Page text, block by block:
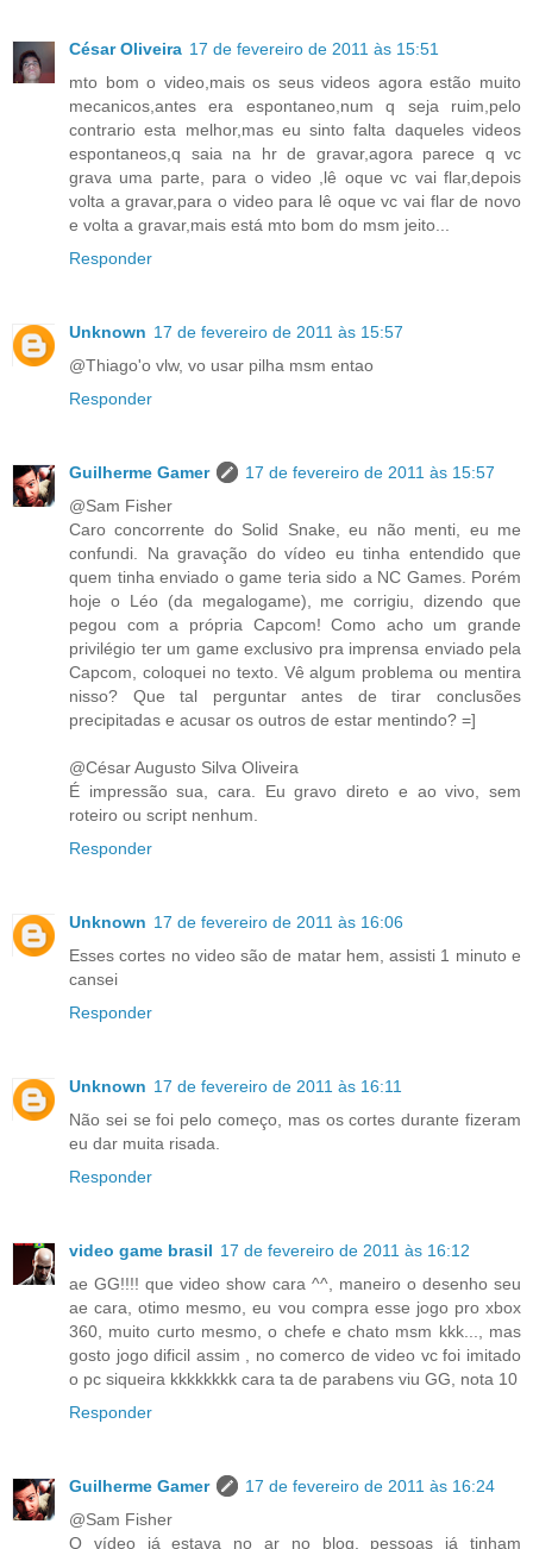
César Oliveira 17 de fevereiro de 2011 às 15:51
mto bom o video,mais os seus videos agora estão muito
mecanicos,antes era espontaneo,num q seja ruim,pelo
contrario esta melhor,mas eu sinto falta daqueles videos
espontaneos,q saia na hr de gravar,agora parece q vc
grava uma parte, para o video ,lê oque vc vai flar,depois
volta a gravar,para o video para lê oque vc vai flar de novo
e volta a gravar,mais está mto bom do msm jeito...
Responder
Unknown 17 de fevereiro de 2011 às 15:57
@Thiago'o vlw, vo usar pilha msm entao
Responder
Guilherme Gamer
17 de fevereiro de 2011 às 15:57
@Sam Fisher
Caro concorrente do Solid Snake, eu não menti, eu me
confundi. Na gravação do vídeo eu tinha entendido que
quem tinha enviado o game teria sido a NC Games. Porém
hoje o Léo (da megalogame), me corrigiu, dizendo que
pegou com a própria Capcom! Como acho um grande
privilégio ter um game exclusivo pra imprensa enviado pela
Capcom, coloquei no texto. Vê algum problema ou mentira
nisso? Que tal perguntar antes de tirar conclusões
precipitadas e acusar os outros de estar mentindo? =]
@César Augusto Silva Oliveira
É impressão sua, cara. Eu gravo direto e ao vivo, sem
roteiro ou script nenhum.
Responder
Unknown 17 de fevereiro de 2011 às 16:06
Esses cortes no video são de matar hem, assisti 1 minuto e
cansei
Responder
Unknown 17 de fevereiro de 2011 às 16:11
Não sei se foi pelo começo, mas os cortes durante fizeram
eu dar muita risada.
Responder
video game brasil 17 de fevereiro de 2011 às 16:12
ae GG!!!! que video show cara ^^, maneiro o desenho seu
ae cara, otimo mesmo, eu vou compra esse jogo pro xbox
360, muito curto mesmo, o chefe e chato msm kkk..., mas
gosto jogo dificil assim , no comerco de video vc foi imitado
o pc siqueira kkkkkkkk cara ta de parabens viu GG, nota 10
Responder
Guilherme Gamer
17 de fevereiro de 2011 às 16:24
@Sam Fisher
O vídeo já estava no ar no blog, pessoas já tinham